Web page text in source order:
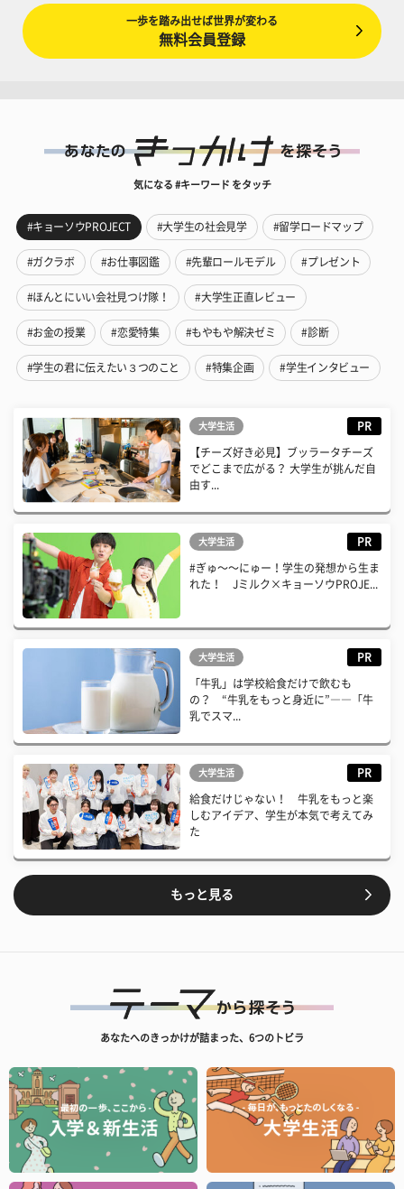
一歩を踏み出せば世界が変わる
無料会員登録
気になる #キーワード をタッチ
#キョーソウPROJECT #大学生の社会見学 #留学ロードマップ
#ガクラボ #お仕事図鑑 #先輩ロールモデル #プレゼント
#ほんとにいい会社見つけ隊！ #大学生正直レビュー
#お金の授業 #恋愛特集 #もやもや解決ゼミ #診断
#学生の君に伝えたい３つのこと #特集企画 #学生インタビュー
大学生活 PR
【チーズ好き必見】ブッラータチーズ
でどこまで広がる？ 大学生が挑んだ自
由す...
大学生活 PR
#ぎゅ〜〜にゅー！学生の発想から生ま
れた！ Jミルク×キョーソウPROJE...
大学生活 PR
「牛乳」は学校給食だけで飲むも
の？ “牛乳をもっと身近に”――「牛
乳でスマ...
大学生活 PR
給食だけじゃない！ 牛乳をもっと楽
しむアイデア、学生が本気で考えてみ
た
もっと見る
あなたへのきっかけが詰まった、6つのトビラ